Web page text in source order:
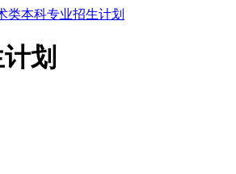
类本科专业招生计划
划